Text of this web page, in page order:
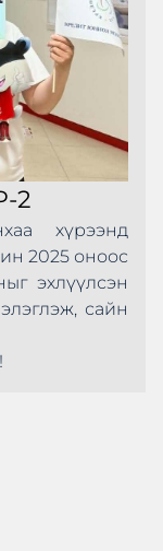
2
хүрээнд
2025 оноос
эхлүүлсэн
сайн